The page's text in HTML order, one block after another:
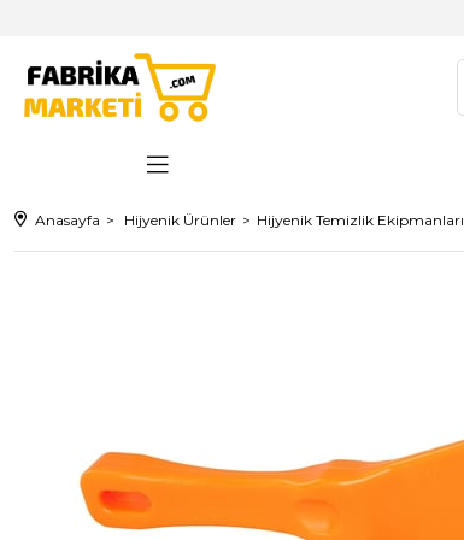
Anasayfa Hijyenik Ürünler Hijyenik Temizlik Ekipmanları